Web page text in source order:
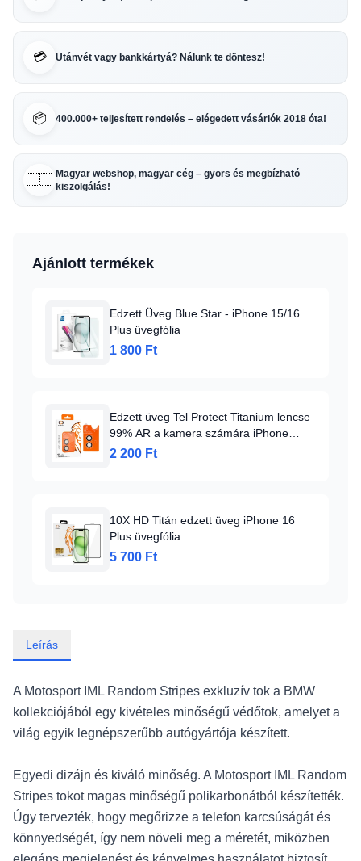
💳 Utánvét vagy bankkártyá? Nálunk te döntesz!
📦 400.000+ teljesített rendelés – elégedett vásárlók 2018 óta!
🇭🇺 Magyar webshop, magyar cég – gyors és megbízható
kiszolgálás!
Ajánlott termékek
Edzett Üveg Blue Star - iPhone 15/16
Plus üvegfólia
1 800 Ft
Edzett üveg Tel Protect Titanium lencse
99% AR a kamera számára iPhone
16/16 Plus átlátszó (lencse 2 db)
2 200 Ft
10X HD Titán edzett üveg iPhone 16
Plus üvegfólia
5 700 Ft
Leírás
A Motosport IML Random Stripes exkluzív tok a BMW
kollekciójából egy kivételes minőségű védőtok, amelyet a
világ egyik legnépszerűbb autógyártója készített.
Egyedi dizájn és kiváló minőség. A Motosport IML Random
Stripes tokot magas minőségű polikarbonátból készítették.
Úgy tervezték, hogy megőrizze a telefon karcsúságát és
könnyedségét, így nem növeli meg a méretét, miközben